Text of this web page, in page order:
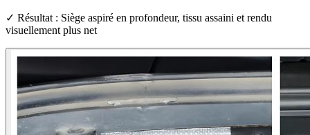
✓ Résultat : Siège aspiré en profondeur, tissu assaini et rendu
visuellement plus net